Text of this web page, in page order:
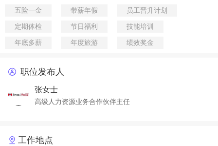
五险一金 带薪年假 员工晋升计划
定期体检 节日福利 技能培训
年底多薪 年度旅游 绩效奖金
职位发布人
张女士
高级人力资源业务合作伙伴主任
工作地点